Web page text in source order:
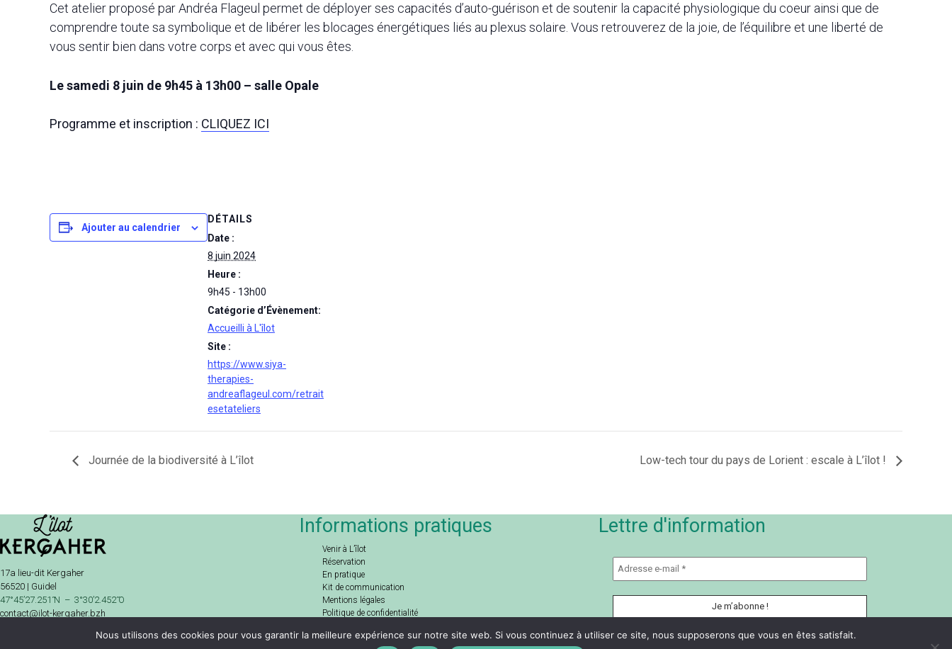
Cet atelier proposé par Andréa Flageul permet de déployer ses capacités d’auto-guérison et de soutenir la capacité physiologique du coeur ainsi que de
comprendre toute sa symbolique et de libérer les blocages énergétiques liés au plexus solaire. Vous retrouverez de la joie, de l’équilibre et une liberté de
vous sentir bien dans votre corps et avec qui vous êtes.
Le samedi 8 juin de 9h45 à 13h00 – salle Opale
Programme et inscription : CLIQUEZ ICI
Ajouter au calendrier
DÉTAILS
Date :
8 juin 2024
Heure :
9h45 - 13h00
Catégorie d’Évènement:
Accueilli à L'îlot
Site :
https://www.siya-
therapies-
andreaflageul.com/retrait
esetateliers
Journée de la biodiversité à L’îlot Low-tech tour du pays de Lorient : escale à L’îlot !
17a lieu-dit Kergaher
56520 | Guidel
47°45’27.251 ̋N – 3°30’2.452 ̋O
contact@ilot-kergaher.bzh
Informations pratiques
Venir à L’îlot
Réservation
En pratique
Kit de communication
Mentions légales
Politique de confidentialité
Lettre d'information
Nous utilisons des cookies pour vous garantir la meilleure expérience sur notre site web. Si vous continuez à utiliser ce site, nous supposerons que vous en êtes satisfait.